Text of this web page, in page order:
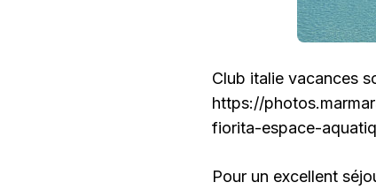
Club italie vacances
https://
fiorita-espace-
Pour un excellent